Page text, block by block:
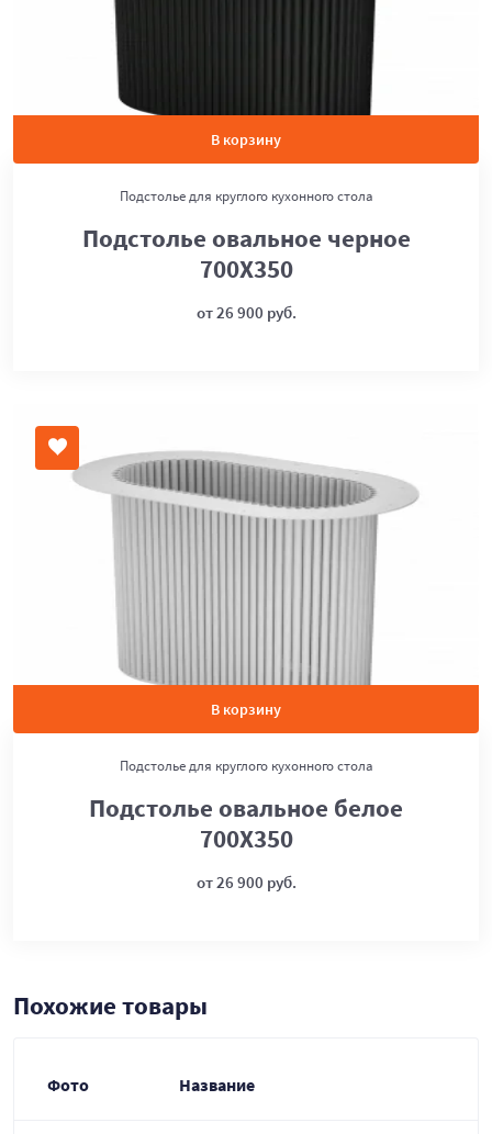
В корзину
Подстолье для круглого кухонного стола
Подстолье овальное черное
700Х350
от 26 900 руб.
В корзину
Подстолье для круглого кухонного стола
Подстолье овальное белое
700Х350
от 26 900 руб.
Похожие товары
Фото Название